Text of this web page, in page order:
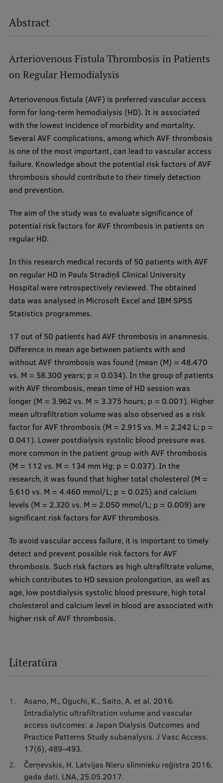
Abstract
Arteriovenous Fistula Thrombosis in Patients
on Regular Hemodialysis
Arteriovenous fistula (AVF) is preferred vascular access
form for long-term hemodialysis (HD). It is associated
with the lowest incidence of morbidity and mortality.
Several AVF complications, among which AVF thrombosis
is one of the most important, can lead to vascular access
failure. Knowledge about the potential risk factors of AVF
thrombosis should contribute to their timely detection
and prevention.
The aim of the study was to evaluate significance of
potential risk factors for AVF thrombosis in patients on
regular HD.
In this research medical records of 50 patients with AVF
on regular HD in Pauls Stradiņš Clinical University
Hospital were retrospectively reviewed. The obtained
data was analysed in Microsoft Excel and IBM SPSS
Statistics programmes.
17 out of 50 patients had AVF thrombosis in anamnesis.
Difference in mean age between patients with and
without AVF thrombosis was found (mean (M) = 48.470
vs. M = 58.300 years; p = 0.034). In the group of patients
with AVF thrombosis, mean time of HD session was
longer (M = 3.962 vs. M = 3.375 hours; p = 0.001). Higher
mean ultrafiltration volume was also observed as a risk
factor for AVF thrombosis (M = 2.915 vs. M = 2.242 L; p =
0.041). Lower postdialysis systolic blood pressure was
more common in the patient group with AVF thrombosis
(M = 112 vs. M = 134 mm Hg; p = 0.037). In the
research, it was found that higher total cholesterol (M =
5.610 vs. M = 4.460 mmol/L; p = 0.025) and calcium
levels (M = 2.320 vs. M = 2.050 mmol/L; p = 0.009) are
significant risk factors for AVF thrombosis.
To avoid vascular access failure, it is important to timely
detect and prevent possible risk factors for AVF
thrombosis. Such risk factors as high ultrafiltrate volume,
which contributes to HD session prolongation, as well as
age, low postdialysis systolic blood pressure, high total
cholesterol and calcium level in blood are associated with
higher risk of AVF thrombosis.
Literatūra
Asano, M., Oguchi, K., Saito, A. et al. 2016.
Intradialytic ultrafiltration volume and vascular
access outcomes: a Japan Dialysis Outcomes and
Practice Patterns Study subanalysis. J Vasc Access.
17(6), 489–493.
Čerņevskis, H. Latvijas Nieru slimnieku reģistra 2016.
gada dati. LNA, 25.05.2017.